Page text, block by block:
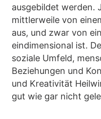
ausgebildet werden.
mittlerweile von
aus, und zwar von
eindimensional ist.
soziale Umfeld,
Beziehungen und
und Kreativität
gut wie gar nicht